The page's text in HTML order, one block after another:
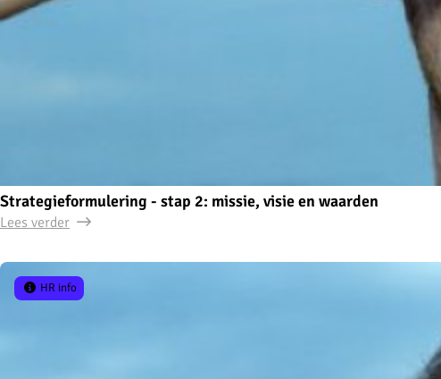
Strategieformulering - stap 2: missie, visie en waarden
Lees verder
HR info